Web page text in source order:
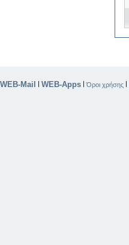
WEB-Mail | WEB-Apps |Όροι χρήσης |